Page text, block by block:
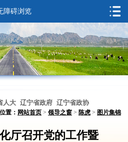
人大 辽宁省政府 辽宁省政协
障碍浏览
置： 网站首页 > 领导之窗 > 陈虎 > 图片集锦
厅召开党的工作暨